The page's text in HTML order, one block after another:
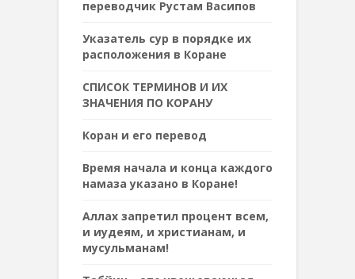
переводчик Рустам Васипов
Указатель сур в порядке их
расположения в Коране
СПИСОК ТЕРМИНОВ И ИХ
ЗНАЧЕНИЯ ПО КОРАНУ
Коран и его перевод
Время начала и конца каждого
намаза указано в Коране!
Аллах запретил процент всем,
и иудеям, и христианам, и
мусульманам!